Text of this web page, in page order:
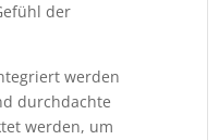
der
werden
durchdachte
werden, um